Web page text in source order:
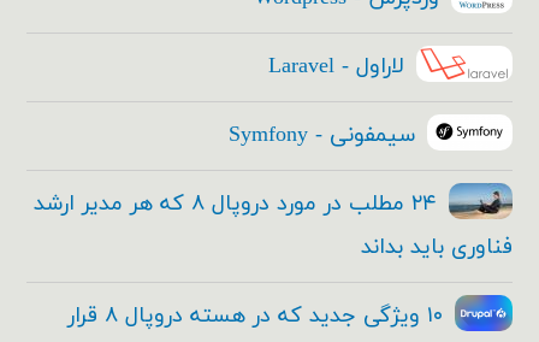
لاراول - Laravel
سیمفونی - Symfony
۲۴ مطلب در مورد دروپال ۸ که هر مدیر ارشد
فناوری باید بداند
۱۰ ویژگی جدید که در هسته دروپال ۸ قرار